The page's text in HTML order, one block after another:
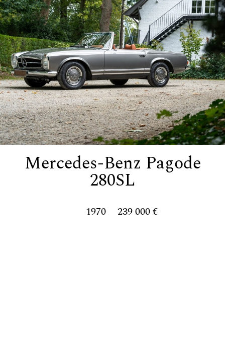
Mercedes-Benz Pagode
280SL
1970 239 000 €